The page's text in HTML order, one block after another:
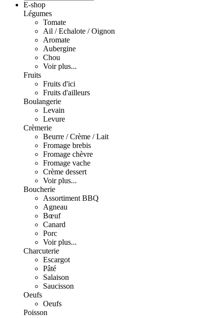
E-shop
Légumes
Tomate
Ail / Echalote / Oignon
Aromate
Aubergine
Chou
Voir plus...
Fruits
Fruits d'ici
Fruits d'ailleurs
Boulangerie
Levain
Levure
Crèmerie
Beurre / Crème / Lait
Fromage brebis
Fromage chèvre
Fromage vache
Crème dessert
Voir plus...
Boucherie
Assortiment BBQ
Agneau
Bœuf
Canard
Porc
Voir plus...
Charcuterie
Escargot
Pâté
Salaison
Saucisson
Oeufs
Oeufs
Poisson